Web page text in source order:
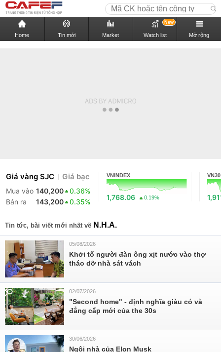
Home Tin mới Market Watch list
New
Mở rộng
Giá vàng SJC Giá bạc
Mua vào 140,200
0.36%
Bán ra
143,200 0.35%
VNINDEX
1,768.06 0.19%
VN30
Tin tức, bài viết mới nhất về N.H.A.
05/08/2026
Khởi tố người đàn ông xịt nước vào thợ
tháo dỡ nhà sát vách
02/07/2026
"Second home" - định nghĩa giàu có và
đẳng cấp mới của the 30s
30/06/2026
Ngôi nhà của Elon Musk